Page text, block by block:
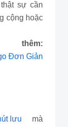
sự cần
cộng hoặc
Đơn Giản
lưu mà